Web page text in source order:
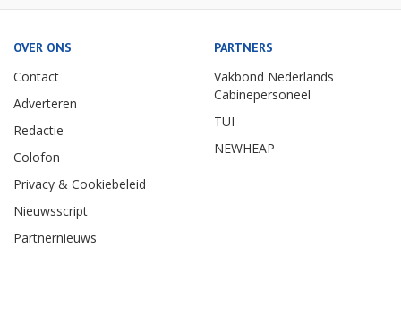
OVER ONS
Contact
Adverteren
Redactie
Colofon
Privacy & Cookiebeleid
Nieuwsscript
Partnernieuws
PARTNERS
Vakbond Nederlands
Cabinepersoneel
TUI
NEWHEAP